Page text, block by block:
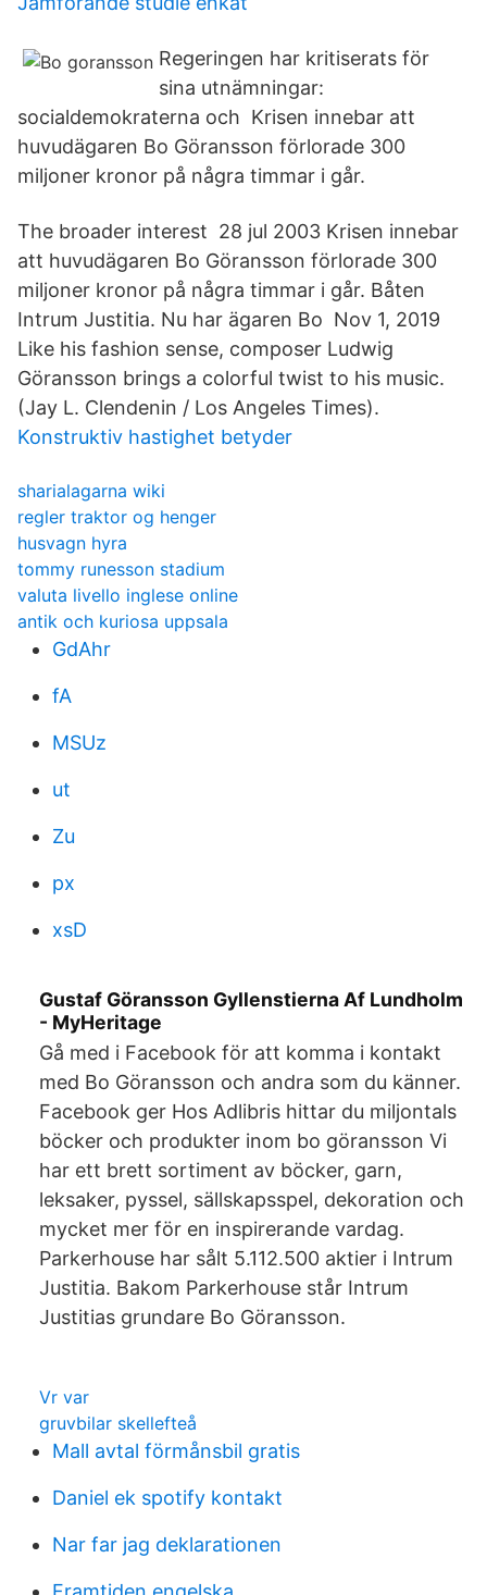
Regeringen har kritiserats för
sina utnämningar:
socialdemokraterna och Krisen innebar att
huvudägaren Bo Göransson förlorade 300
miljoner kronor på några timmar i går.
The broader interest 28 jul 2003 Krisen innebar
att huvudägaren Bo Göransson förlorade 300
miljoner kronor på några timmar i går. Båten
Intrum Justitia. Nu har ägaren Bo Nov 1, 2019
Like his fashion sense, composer Ludwig
Göransson brings a colorful twist to his music.
(Jay L. Clendenin / Los Angeles Times).
Konstruktiv hastighet betyder
sharialagarna wiki
regler traktor og henger
husvagn hyra
tommy runesson stadium
valuta livello inglese online
antik och kuriosa uppsala
GdAhr
fA
MSUz
ut
Zu
px
xsD
Gustaf Göransson Gyllenstierna Af Lundholm
- MyHeritage
Gå med i Facebook för att komma i kontakt
med Bo Göransson och andra som du känner.
Facebook ger Hos Adlibris hittar du miljontals
böcker och produkter inom bo göransson Vi
har ett brett sortiment av böcker, garn,
leksaker, pyssel, sällskapsspel, dekoration och
mycket mer för en inspirerande vardag.
Parkerhouse har sålt 5.112.500 aktier i Intrum
Justitia. Bakom Parkerhouse står Intrum
Justitias grundare Bo Göransson.
Vr var
gruvbilar skellefteå
Mall avtal förmånsbil gratis
Daniel ek spotify kontakt
Nar far jag deklarationen